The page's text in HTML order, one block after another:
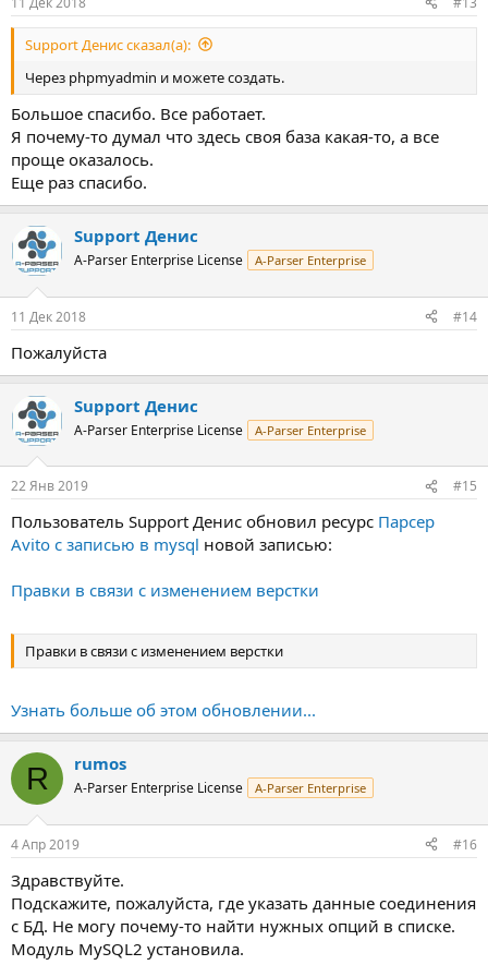
Support Денис сказал(а):
Через phpmyadmin и можете создать.
Большое спасибо. Все работает.
Я почему-то думал что здесь своя база какая-то, а все
проще оказалось.
Еще раз спасибо.
Support Денис
A-Parser Enterprise License A-Parser Enterprise
11 Дек 2018 #14
Пожалуйста
Support Денис
A-Parser Enterprise License A-Parser Enterprise
22 Янв 2019 #15
Пользователь Support Денис обновил ресурс Парсер
Avito с записью в mysql новой записью:
Правки в связи с изменением верстки
Правки в связи с изменением верстки
Узнать больше об этом обновлении...
R rumos
A-Parser Enterprise License A-Parser Enterprise
4 Апр 2019 #16
Здравствуйте.
Подскажите, пожалуйста, где указать данные соединения
с БД. Не могу почему-то найти нужных опций в списке.
Модуль MySQL2 установила.